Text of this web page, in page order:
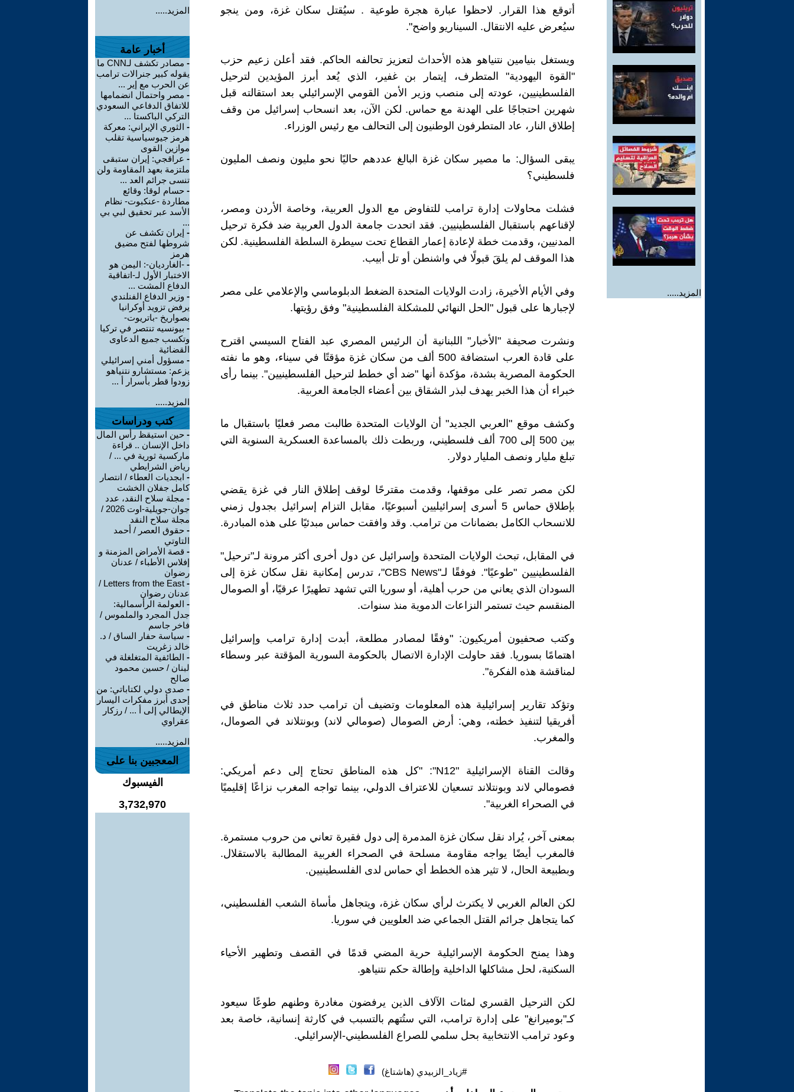
المزيد.....
أتوقع هذا القرار. لاحظوا عبارة هجرة طوعية . سيُقتل سكان غزة، ومن ينجو
سيُعرض عليه الانتقال. السيناريو واضح".
ويستغل بنيامين نتنياهو هذه الأحداث لتعزيز تحالفه الحاكم. فقد أعلن زعيم حزب
"القوة اليهودية" المتطرف، إيتمار بن غفير، الذي يُعد أبرز المؤيدين لترحيل
الفلسطينيين، عودته إلى منصب وزير الأمن القومي الإسرائيلي بعد استقالته قبل
شهرين احتجاجًا على الهدنة مع حماس. لكن الآن، بعد انسحاب إسرائيل من وقف
إطلاق النار، عاد المتطرفون الوطنيون إلى التحالف مع رئيس الوزراء.
يبقى السؤال: ما مصير سكان غزة البالغ عددهم حاليًا نحو مليون ونصف المليون
فلسطيني؟
فشلت محاولات إدارة ترامب للتفاوض مع الدول العربية، وخاصة الأردن ومصر،
لإقناعهم باستقبال الفلسطينيين. فقد اتحدت جامعة الدول العربية ضد فكرة ترحيل
المدنيين، وقدمت خطة لإعادة إعمار القطاع تحت سيطرة السلطة الفلسطينية. لكن
هذا الموقف لم يلقَ قبولًا في واشنطن أو تل أبيب.
وفي الأيام الأخيرة، زادت الولايات المتحدة الضغط الدبلوماسي والإعلامي على مصر
لإجبارها على قبول "الحل النهائي للمشكلة الفلسطينية" وفق رؤيتها.
ونشرت صحيفة "الأخبار" اللبنانية أن الرئيس المصري عبد الفتاح السيسي اقترح
على قادة العرب استضافة 500 ألف من سكان غزة مؤقتًا في سيناء، وهو ما نفته
الحكومة المصرية بشدة، مؤكدة أنها "ضد أي خطط لترحيل الفلسطينيين". بينما رأى
خبراء أن هذا الخبر يهدف لبذر الشقاق بين أعضاء الجامعة العربية.
وكشف موقع "العربي الجديد" أن الولايات المتحدة طالبت مصر فعليًا باستقبال ما
بين 500 إلى 700 ألف فلسطيني، وربطت ذلك بالمساعدة العسكرية السنوية التي
تبلغ مليار ونصف المليار دولار.
لكن مصر تصر على موقفها، وقدمت مقترحًا لوقف إطلاق النار في غزة يقضي
بإطلاق حماس 5 أسرى إسرائيليين أسبوعيًا، مقابل التزام إسرائيل بجدول زمني
للانسحاب الكامل بضمانات من ترامب. وقد وافقت حماس مبدئيًا على هذه المبادرة.
في المقابل، تبحث الولايات المتحدة وإسرائيل عن دول أخرى أكثر مرونة لـ"ترحيل"
الفلسطينيين "طوعيًا". فوفقًا لـ"CBS News"، تدرس إمكانية نقل سكان غزة إلى
السودان الذي يعاني من حرب أهلية، أو سوريا التي تشهد تطهيرًا عرقيًا، أو الصومال
المنقسم حيث تستمر النزاعات الدموية منذ سنوات.
وكتب صحفيون أمريكيون: "وفقًا لمصادر مطلعة، أبدت إدارة ترامب وإسرائيل
اهتمامًا بسوريا. فقد حاولت الإدارة الاتصال بالحكومة السورية المؤقتة عبر وسطاء
لمناقشة هذه الفكرة".
وتؤكد تقارير إسرائيلية هذه المعلومات وتضيف أن ترامب حدد ثلاث مناطق في
أفريقيا لتنفيذ خطته، وهي: أرض الصومال (صومالي لاند) وبونتلاند في الصومال،
والمغرب.
وقالت القناة الإسرائيلية "N12": "كل هذه المناطق تحتاج إلى دعم أمريكي:
فصومالي لاند وبونتلاند تسعيان للاعتراف الدولي، بينما تواجه المغرب نزاعًا إقليميًا
في الصحراء الغربية".
بمعنى آخر، يُراد نقل سكان غزة المدمرة إلى دول فقيرة تعاني من حروب مستمرة.
فالمغرب أيضًا يواجه مقاومة مسلحة في الصحراء الغربية المطالبة بالاستقلال.
وبطبيعة الحال، لا تثير هذه الخطط أي حماس لدى الفلسطينيين.
لكن العالم الغربي لا يكترث لرأي سكان غزة، ويتجاهل مأساة الشعب الفلسطيني،
كما يتجاهل جرائم القتل الجماعي ضد العلويين في سوريا.
وهذا يمنح الحكومة الإسرائيلية حرية المضي قدمًا في القصف وتطهير الأحياء
السكنية، لحل مشاكلها الداخلية وإطالة حكم نتنياهو.
لكن الترحيل القسري لمئات الآلاف الذين يرفضون مغادرة وطنهم طوعًا سيعود
كـ"بوميرانغ" على إدارة ترامب، التي ستُتهم بالتسبب في كارثة إنسانية، خاصة بعد
وعود ترامب الانتخابية بحل سلمي للصراع الفلسطيني-الإسرائيلي.
#زياد_الزبيدي (هاشتاغ)
المزيد.....
أخبار عامة
-
مصادر تكشف لـCNN ما
يقوله كبير جنرالات ترامب
عن الحرب مع إير ...
- مصر واحتمال انضمامها
للاتفاق الدفاعي السعودي
التركي الباكستا ...
- الثوري الإيراني: معركة
هرمز جيوسياسية تقلب
موازين القوى
- عراقجي: إيران ستبقى
ملتزمة بعهد المقاومة ولن
تنسى جرائم العد ...
- حسام لوقا: وقائع
مطاردة -عنكبوت- نظام
الأسد عبر تحقيق لبي بي
...
- إيران تكشف عن
شروطها لفتح مضيق
هرمز
- -الغارديان-: اليمن هو
الاختبار الأول لـ-اتفاقية
الدفاع المشت ...
- وزير الدفاع الفنلندي
يرفض تزويد أوكرانيا
بصواريخ -باتريوت-
- بيونسيه تنتصر في تركيا
وتكسب جميع الدعاوى
القضائية
- مسؤول أمني إسرائيلي
يزعم: مستشارو نتنياهو
زودوا قطر بأسرار أ ...
المزيد.....
كتب ودراسات
- حين استيقظ رأس المال
داخل الإنسان .. قراءة
ماركسية ثورية في ... /
رياض الشرايطي
- ابجديات العطاء / انتصار
كامل جفلان الخشت
- مجلة سلاح النقد، عدد
جوان-جويلية-اوت 2026 /
مجلة سلاح النقد
- حقوق العصر / أحمد
التاوتي
- قصة الأمراض المزمنة و
إفلاس الأطباء / عدنان
رضوان
-
Letters from the East /
عدنان رضوان
- العولمة الرأسمالية:
جدل المجرد والملموس /
فاخر جاسم
- سياسة حفار الساق / د.
خالد زغريت
- الطائفية المتغلغلة في
لبنان / حسين محمود
صالح
- صدى دولي لكتاباتي: من
إحدى أبرز مفكرات اليسار
الإيطالي إلى أ ... / رزكار
عقراوي
المزيد.....
المعجبين بنا على
الفيسبوك
3,732,970